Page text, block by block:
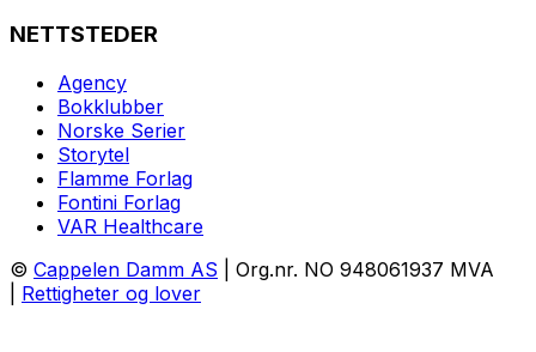
NETTSTEDER
Agency
Bokklubber
Norske Serier
Storytel
Flamme Forlag
Fontini Forlag
VAR Healthcare
© Cappelen Damm AS | Org.nr. NO 948061937 MVA
Rettigheter og lover